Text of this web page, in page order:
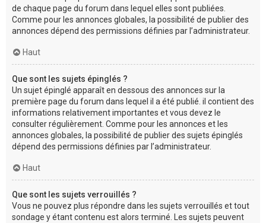
de chaque page du forum dans lequel elles sont publiées.
Comme pour les annonces globales, la possibilité de publier des
annonces dépend des permissions définies par l’administrateur.
Haut
Que sont les sujets épinglés ?
Un sujet épinglé apparaît en dessous des annonces sur la
première page du forum dans lequel il a été publié. il contient des
informations relativement importantes et vous devez le
consulter régulièrement. Comme pour les annonces et les
annonces globales, la possibilité de publier des sujets épinglés
dépend des permissions définies par l’administrateur.
Haut
Que sont les sujets verrouillés ?
Vous ne pouvez plus répondre dans les sujets verrouillés et tout
sondage y étant contenu est alors terminé. Les sujets peuvent